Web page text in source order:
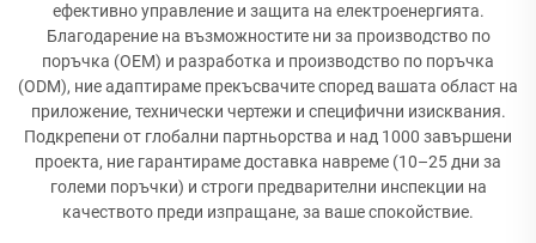
ефективно управление и защита на електроенергията.
Благодарение на възможностите ни за производство по
поръчка (OEM) и разработка и производство по поръчка
(ODM), ние адаптираме прекъсвачите според вашата област на
приложение, технически чертежи и специфични изисквания.
Подкрепени от глобални партньорства и над 1000 завършени
проекта, ние гарантираме доставка навреме (10–25 дни за
големи поръчки) и строги предварителни инспекции на
качеството преди изпращане, за ваше спокойствие.